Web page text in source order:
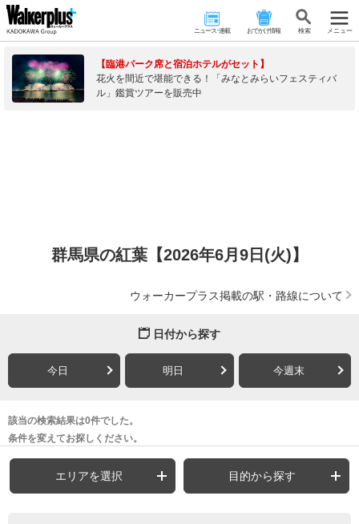
ニュース･連載 おでかけ情報 検 索 メニュー
【臨港パーク席と宿泊ホテルがセット】
花火を間近で堪能できる！「みなとみらいフェスティバ
ル」鑑賞ツアーを販売中
群馬県の紅葉【2026年6月9日(火)】
ウォーカープラス掲載の駅・路線について
日付から探す
今日 明日 今週末
該当の検索結果は0件でした。
条件を変えてお探しください。
エリアを選択 目的から探す